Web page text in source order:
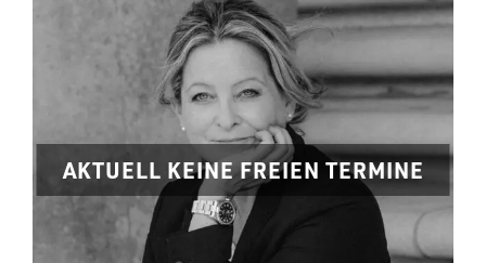
AKTUELL KEINE FREIEN TERMINE